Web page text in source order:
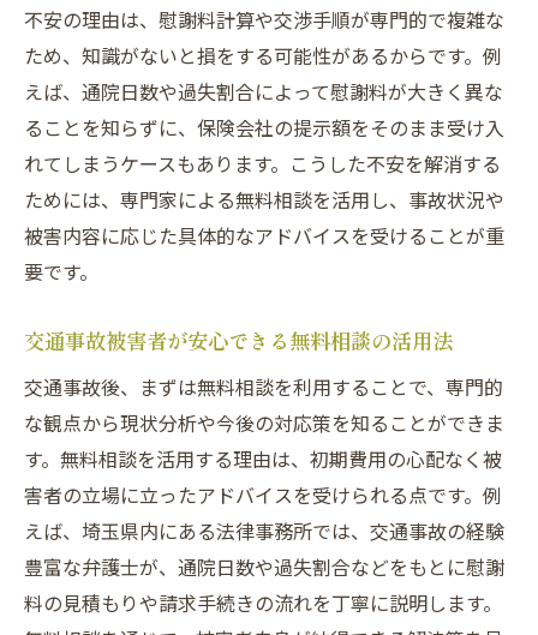
不安の理由は、慰謝料計算や交渉手順が専門的で複雑な
ため、知識がないと損をする可能性があるからです。例
えば、通院日数や過失割合によって慰謝料が大きく異な
ることを知らずに、保険会社の提示額をそのまま受け入
れてしまうケースもあります。こうした不安を解消する
ためには、専門家による無料相談を活用し、事故状況や
被害内容に応じた具体的なアドバイスを受けることが重
要です。
交通事故被害者が安心できる無料相談の活用法
交通事故後、まずは無料相談を利用することで、専門的
な観点から現状分析や今後の対応策を知ることができま
す。無料相談を活用する理由は、初期費用の心配なく被
害者の立場に立ったアドバイスを受けられる点です。例
えば、埼玉県内にある法律事務所では、交通事故の経験
豊富な弁護士が、通院日数や過失割合などをもとに慰謝
料の見積もりや請求手続きの流れを丁寧に説明します。